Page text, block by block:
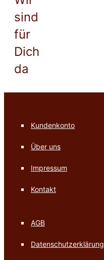
sind
für
Dich
da
Kundenkonto
Über uns
Impressum
Kontakt
AGB
Datenschutzerklärung